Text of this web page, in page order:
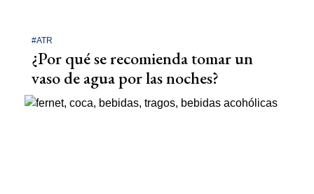
#ATR
¿Por qué se recomienda tomar un
vaso de agua por las noches?